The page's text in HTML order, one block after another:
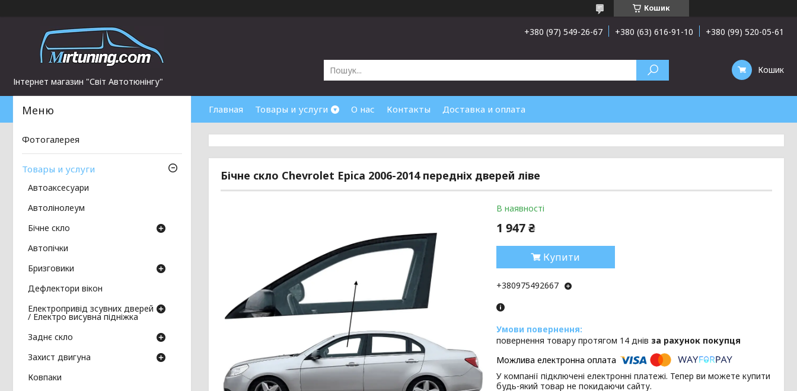
Кошик
Інтернет магазин "Світ Автотюнінгу"
+380 (97) 549-26-67 +380 (63) 616-91-10 +380 (99) 520-05-61
Кошик
Главная Товары и услуги О нас Контакты Доставка и оплата
Бічне скло Chevrolet Epica 2006-2014 передніх дверей ліве
В наявності
1 947 ₴
Купити
+380975492667
повернення товару протягом 14 днів за рахунок покупця
У компанії підключені електронні платежі. Тепер ви можете купити
будь-який товар не покидаючи сайту.
Фотогалерея
Товары и услуги
Автоаксесуари
Автолінолеум
Бічне скло
Автопічки
Бризговики
Дефлектори вікон
Електропривід зсувних дверей
/ Електро висувна підніжка
Заднє скло
Захист двигуна
Ковпаки